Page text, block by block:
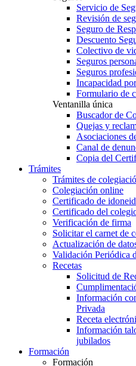
Servicio de
Revisión de
Seguro de
Descuento
Colectivo de
Seguros
Seguros
Incapacidad
Formulario de
Ventanilla única
Buscador de
Quejas y
Asociaciones
Canal de
Copia del
Trámites
Trámites de
Colegiación online
Certificado de
Certificado del
Verificación de firma
Solicitar el carnet de
Actualización de
Validación Periódica
Recetas
Solicitud de
Información
Privada
Receta
Información
jubilados
Formación
Formación